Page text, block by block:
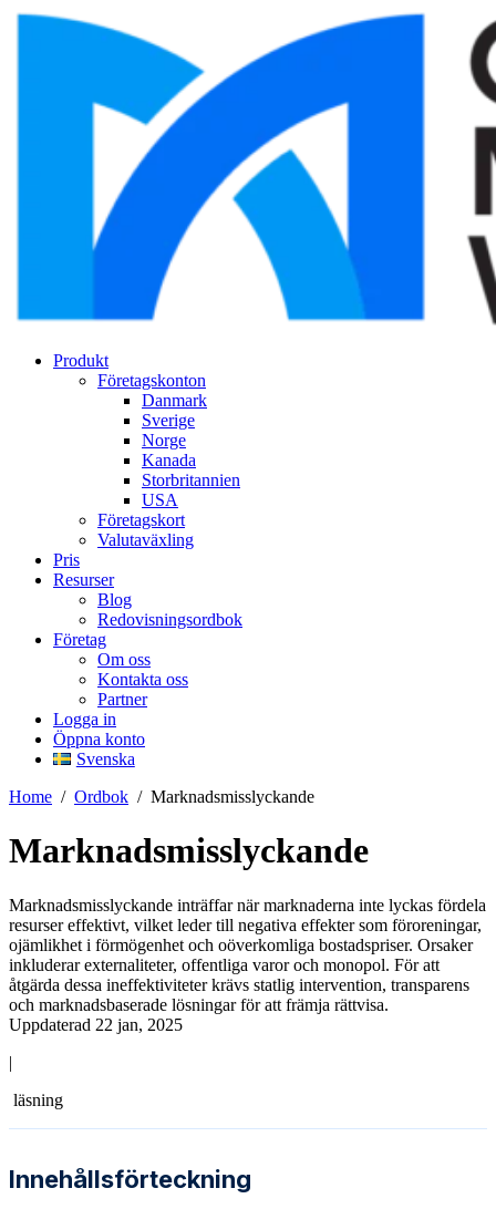
Produkt
Företagskonton
Danmark
Sverige
Norge
Kanada
Storbritannien
USA
Företagskort
Valutaväxling
Pris
Resurser
Blog
Redovisningsordbok
Företag
Om oss
Kontakta oss
Partner
Logga in
Öppna konto
Svenska
Home / Ordbok / Marknadsmisslyckande
Marknadsmisslyckande
Marknadsmisslyckande inträffar när marknaderna inte lyckas fördela
resurser effektivt, vilket leder till negativa effekter som föroreningar,
ojämlikhet i förmögenhet och oöverkomliga bostadspriser. Orsaker
inkluderar externaliteter, offentliga varor och monopol. För att
åtgärda dessa ineffektiviteter krävs statlig intervention, transparens
och marknadsbaserade lösningar för att främja rättvisa.
Uppdaterad 22 jan, 2025
|
läsning
Innehållsförteckning